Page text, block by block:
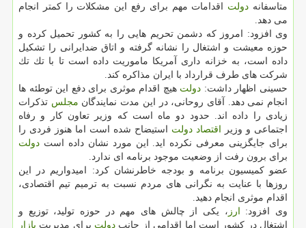
متاسفانه دولت اقدامات مهم برای رفع این مشكلات را كمتر انجام
می دهد.
وی افزود: امروز كه دشمن تحریم هایی را به كشور تحمیل كرده و
حوزه معیشت و اشتغال را نشانه گرفته و اتاق ضدایرانی را تشكیل
داده است، به خزانه داری آمریكا ماموریت داده است تا با تك تك
شركت های طرف قرارداد با ایران مذاكره كند.
حسینی اظهار داشت: دولت هیچ اقدام موثری برای دفع این توطئه ها
انجام نمی دهد. آقای روحانی، در این مدت نمایندگان مجلس تذكرات
زیادی را داده اند. حدود دو ماه است كه وزیر تعاون كار و رفاه
اجتماعی و وزیر اقتصاد دولت استیضاح شده است اما هنوز فردی را
برای جایگزینی معرفی نكرده اید. این مورد نشان داده است دولت
برای برون رفت از وضعیت موجود برنامه ای ندارد.
عضو كمیسیون برنامه و بودجه خاطرنشان كرد: امیدواریم در این
روزها با عنایت به نگرانی های مردم نسبت به ترمیم تیم اقتصادی،
اقدام موثری انجام دهید.
وی افزود: ارز ، یكی از چالش های مهم در حوزه تولید، توزیع و
اشتغال در كشور است اما اقدامی از جانب دولت برای مدیریت بازار